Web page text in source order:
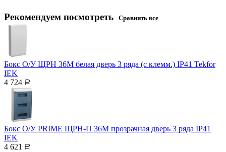
Рекомендуем посмотреть Сравнить все
Бокс О/У ЩРН 36М белая дверь 3 ряда (с клемм.) IP41 Tekfor
IEK
4 724 Р
Бокс О/У PRIME ЩРН-П 36М прозрачная дверь 3 ряда IP41
IEK
4 621
Р